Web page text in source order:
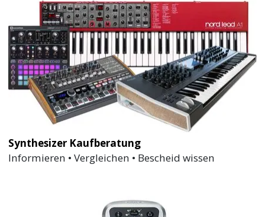
Synthesizer Kaufberatung
Informieren • Vergleichen • Bescheid wissen